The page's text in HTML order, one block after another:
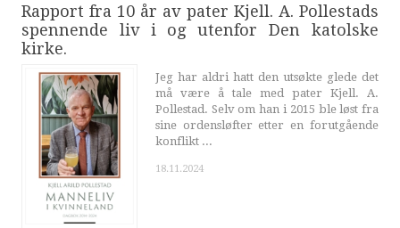
Rapport fra 10 år av pater Kjell. A. Pollestads
spennende liv i og utenfor Den katolske
kirke.
Jeg har aldri hatt den utsøkte glede det
må være å tale med pater Kjell. A.
Pollestad. Selv om han i 2015 ble løst fra
sine ordensløfter etter en forutgående
konflikt ...
18.11.2024